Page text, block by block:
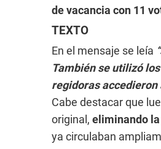
de vacancia con 11
TEXTO
En el mensaje se leía
También se utilizó
regidoras accedieron
Cabe destacar que
original, eliminando
ya circulaban